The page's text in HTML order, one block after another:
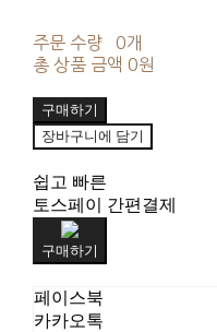
주문 수량
0개
총 상품 금액 0원
구매하기
장바구니에 담기
쉽고 빠른
토스페이 간편결제
구매하기
페이스북
카카오톡